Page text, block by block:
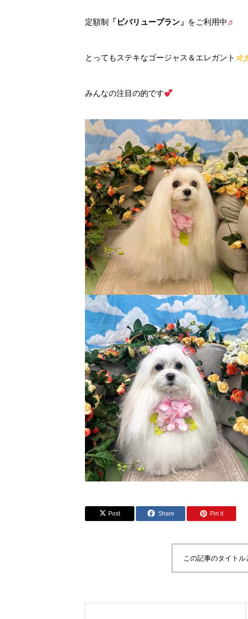
定額制 「ビバリュープラン」 をご利用中 ♬
とってもステキなゴージャス＆エレガント ☆
みんなの注目の的です
Post Share Pin it
この記事のタイト